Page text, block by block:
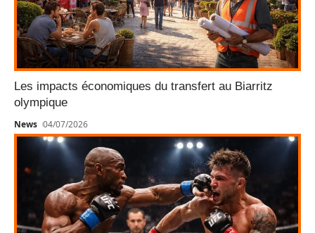
Les impacts économiques du transfert au Biarritz
olympique
News 04/07/2026